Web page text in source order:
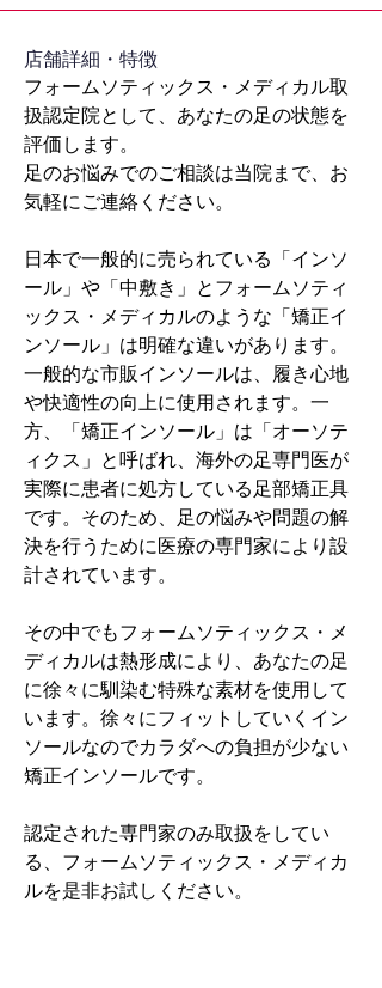
​店舗詳細・特徴
フォームソティックス・メディカル取
扱認定院として、あなたの足の状態を
評価します。
足のお悩みでのご相談は当院まで、お
気軽にご連絡ください。
日本で一般的に売られている「インソ
ール」や「中敷き」とフォームソティ
ックス・メディカルのような「矯正イ
ンソール」は明確な違いがあります。
一般的な市販インソールは、履き心地
や快適性の向上に使用されます。一
方、「矯正インソール」は「オーソテ
ィクス」と呼ばれ、海外の足専門医が
実際に患者に処方している足部矯正具
です。そのため、足の悩みや問題の解
決を行うために医療の専門家により設
計されています。
その中でもフォームソティックス・メ
ディカルは熱形成により、あなたの足
に徐々に馴染む特殊な素材を使用して
います。徐々にフィットしていくイン
ソールなのでカラダへの負担が少ない
矯正インソールです。
認定された専門家のみ取扱をしてい
る、フォームソティックス・メディカ
ルを是非お試しください。